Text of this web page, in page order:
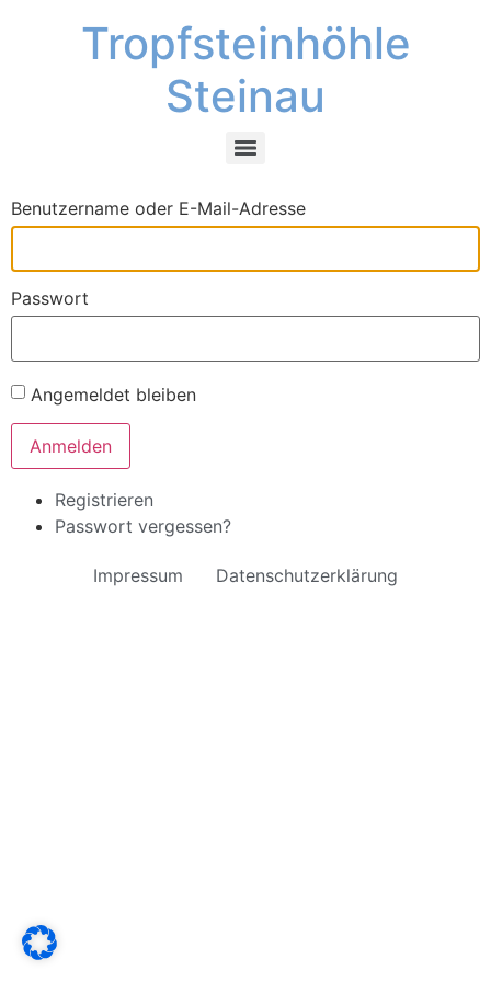
Tropfsteinhöhle
Steinau
Benutzername oder E-Mail-Adresse
Passwort
Angemeldet bleiben
Anmelden
Registrieren
Passwort vergessen?
Impressum Datenschutzerklärung